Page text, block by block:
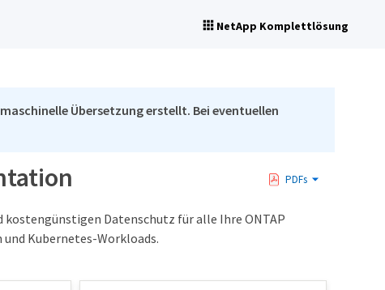
NetApp Komplettlösung
Übersetzung erstellt. Bei eventuellen
PDFs
kostengünstigen Datenschutz für alle Ihre ONTAP
Kubernetes-Workloads.